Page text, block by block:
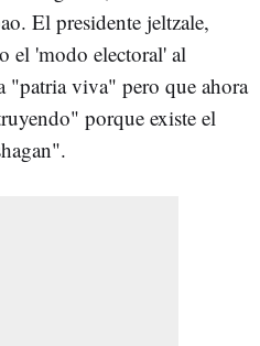
El presidente jeltzale,
el 'modo electoral' al
"patria viva" pero que ahora
porque existe el